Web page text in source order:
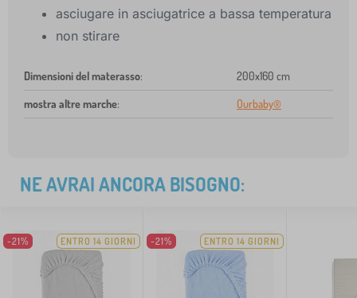
asciugare in asciugatrice a bassa temperatura
non stirare
Dimensioni del materasso: 200x160 cm
mostra altre marche: Ourbaby®
NE AVRAI ANCORA BISOGNO:
-21% ENTRO 14 GIORNI -21% ENTRO 14 GIORNI